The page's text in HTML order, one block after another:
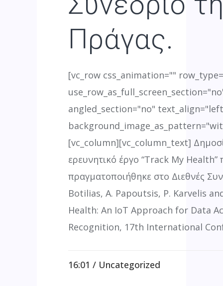
Πράγας.
[vc_row css_animation=""
angled_section="no"
[vc_column][vc_column_text]
ερευνητικό έργο “Track My Health”
πραγματοποιήθηκε στο Διεθνές
Botilias, A. Papoutsis, P. Karvelis
Health: An IoT Approach for Data
Recognition, 17th International
16:01 / Uncategorized